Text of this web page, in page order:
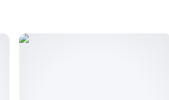
剂，适合低温固化场景